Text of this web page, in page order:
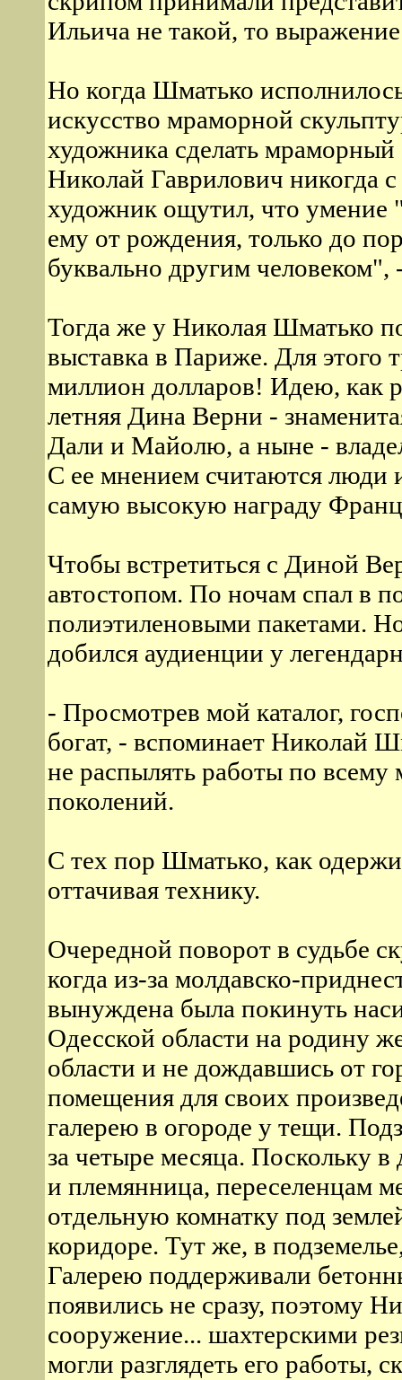
Ильича не такой, то
Но когда Шматько
искусство мраморной
художника сделать мраморный
Николай Гаврилович никогда
художник ощутил, что умение
ему от рождения, только до
буквально другим человеком",
Тогда же у Николая Шматько
выставка в Париже. Для этого
миллион долларов! Идею, как
летняя Дина Верни -
Дали и Майолю, а ныне -
С ее мнением считаются люди
самую высокую награду
Чтобы встретиться с Диной
автостопом. По ночам спал в
полиэтиленовыми пакетами.
добился аудиенции у
- Просмотрев мой каталог,
богат, - вспоминает Николай
не распылять работы по
поколений.
С тех пор Шматько, как
оттачивая технику.
Очередной поворот в судьбе
когда из-за молдавско-
вынуждена была покинуть
Одесской области на родину
области и не дождавшись от
помещения для своих
галерею в огороде у тещи.
за четыре месяца. Поскольку
и племянница, переселенцам
отдельную комнатку под
коридоре. Тут же, в
Галерею поддерживали
появились не сразу, поэтому
сооружение... шахтерскими
могли разглядеть его работы,